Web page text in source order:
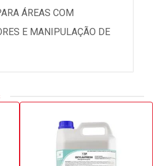
ÁREAS COM
E MANIPULAÇÃO DE